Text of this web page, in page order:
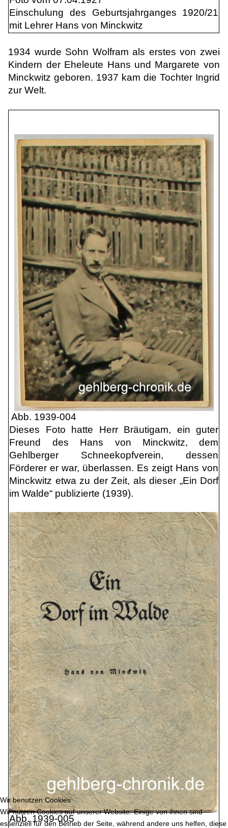
Einschulung des Geburtsjahrganges 1920/21
mit Lehrer Hans von Minckwitz
1934 wurde Sohn Wolfram als erstes von zwei
Kindern der Eheleute Hans und Margarete von
Minckwitz geboren. 1937 kam die Tochter Ingrid
zur Welt.
Abb. 1939-004
Dieses Foto hatte Herr Bräutigam, ein guter
Freund des Hans von Minckwitz, dem
Gehlberger Schneekopfverein, dessen
Förderer er war, überlassen. Es zeigt Hans von
Minckwitz etwa zu der Zeit, als dieser „Ein Dorf
im Walde“ publizierte (1939).
Abb. 1939-005
Wir benutzen Cookies
Wir nutzen Cookies auf unserer Website. Einige von ihnen sind
essenziell für den Betrieb der Seite, während andere uns helfen, diese